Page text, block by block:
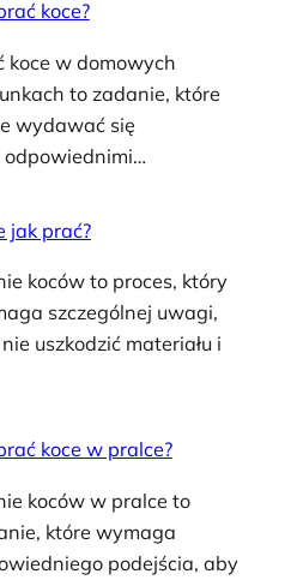
koce?
koce w domowych
to zadanie, które
wydawać się
odpowiednimi…
jak prać?
koców to proces, który
szczególnej uwagi,
uszkodzić materiału i
koce w pralce?
koców w pralce to
które wymaga
podejścia, aby